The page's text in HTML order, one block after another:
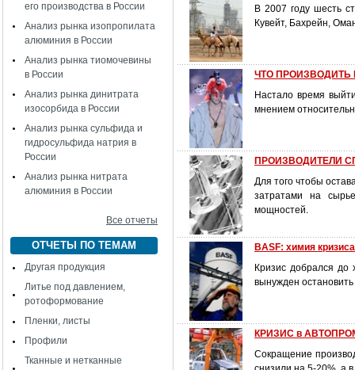
его производства в России
Анализ рынка изопропилата
алюминия в России
Анализ рынка тиомочевины
в России
Анализ рынка динитрата
изосорбида в России
Анализ рынка сульфида и
гидросульфида натрия в
России
Анализ рынка нитрата
алюминия в России
Все отчеты
ОТЧЕТЫ ПО ТЕМАМ
Другая продукция
Литье под давлением,
ротоформование
Пленки, листы
Профили
Тканные и нетканные
В 2007 году шесть
Кувейт, Бахрейн,
ЧТО ПРОИЗВОДИТЬ
Настало время
мнением
ПРОИЗВОДИТЕЛИ
Для того чтобы
затратами на
мощностей.
BASF: химия кризиса
Кризис добрался до
вынужден
КРИЗИС в
Сокращение